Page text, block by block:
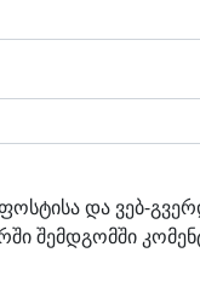
და ვებ-
შემდგომში